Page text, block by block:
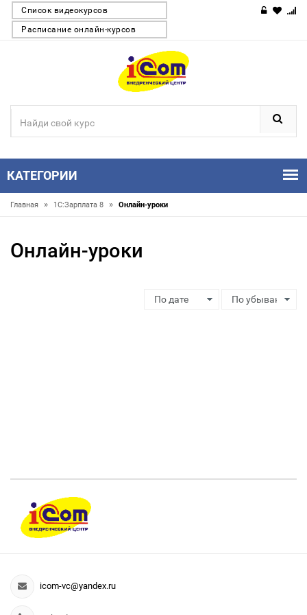
Список видеокурсов
Расписание онлайн-курсов
КАТЕГОРИИ
Главная » 1С:Зарплата 8 » Онлайн-уроки
Онлайн-уроки
icom-vc@yandex.ru